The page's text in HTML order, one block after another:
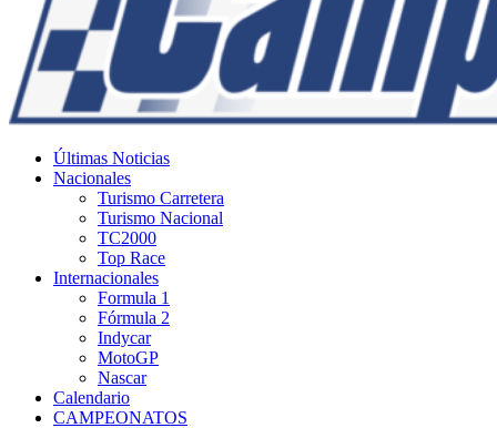
Últimas Noticias
Nacionales
Turismo Carretera
Turismo Nacional
TC2000
Top Race
Internacionales
Formula 1
Fórmula 2
Indycar
MotoGP
Nascar
Calendario
CAMPEONATOS